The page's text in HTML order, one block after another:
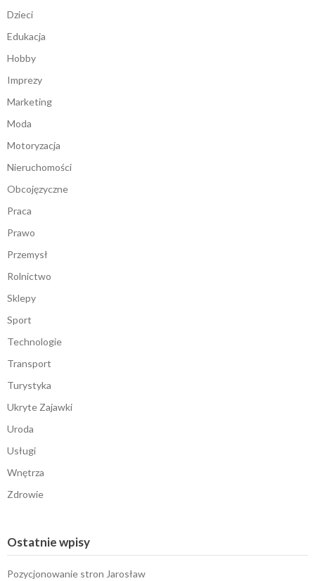
Dzieci
Edukacja
Hobby
Imprezy
Marketing
Moda
Motoryzacja
Nieruchomości
Obcojęzyczne
Praca
Prawo
Przemysł
Rolnictwo
Sklepy
Sport
Technologie
Transport
Turystyka
Ukryte Zajawki
Uroda
Usługi
Wnętrza
Zdrowie
Ostatnie wpisy
Pozycjonowanie stron Jarosław